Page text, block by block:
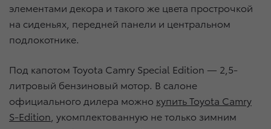
элементами декора и такого же цвета прострочкой
на сиденьях, передней панели и центральном
подлокотнике.
Под капотом Toyota Camry Special Edition — 2,5-
литровый бензиновый мотор. В салоне
официального дилера можно купить Toyota Camry
S-Edition , укомплектованную не только зимним